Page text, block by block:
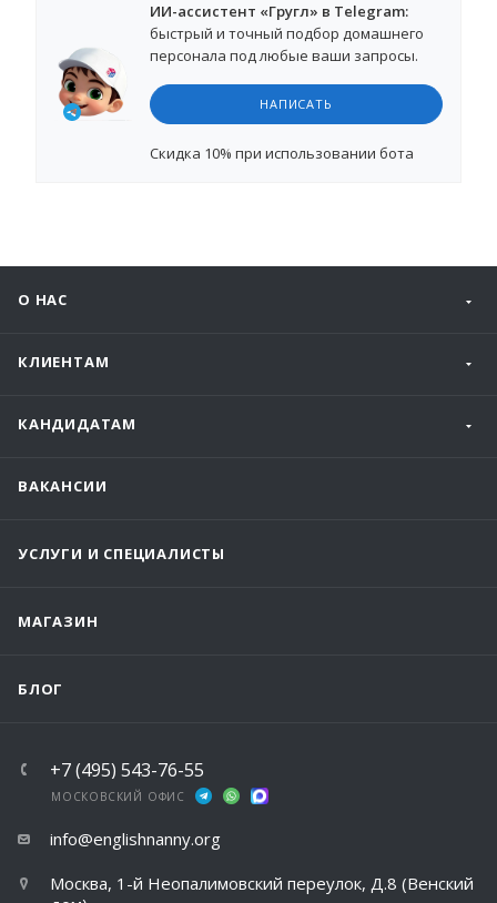
ИИ-ассистент «Гругл» в Telegram:
быстрый и точный подбор домашнего
персонала под любые ваши запросы.
НАПИСАТЬ
Cкидка 10% при использовании бота
О НАС
КЛИЕНТАМ
КАНДИДАТАМ
ВАКАНСИИ
УСЛУГИ И СПЕЦИАЛИСТЫ
МАГАЗИН
БЛОГ
+7 (495) 543-76-55
МОСКОВСКИЙ ОФИС
info@englishnanny.org
Москва, 1-й Неопалимовский переулок, Д.8 (Венский